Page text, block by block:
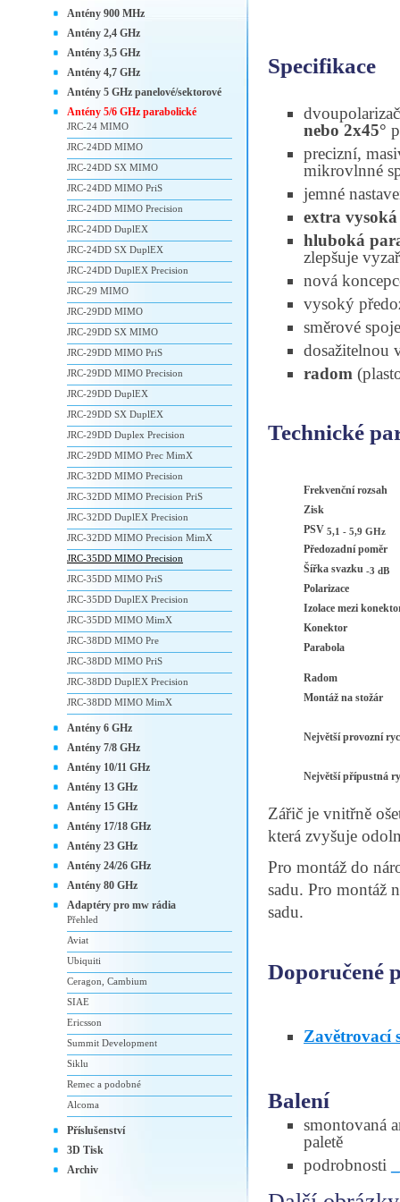
Specifikace
nebo 2x45°
precizní,
mikrovlnné
jemné
extra
hluboká
zlepšuje
nová
vysoký
směrové
dosažitelnou
radom
Technické
Frekvenční rozsah
Zisk
PSV 5,1 - 5,9 GHz
Předozadní poměr
Šířka svazku -3 dB
Polarizace
Izolace mezi
Konektor
Parabola
Radom
Montáž na stožár
Největší provozní
Největší přípustná
Zářič je vnitřně
která zvyšuje
Pro montáž do
sadu. Pro montáž
sadu.
Doporučené
Zavětrovací
Balení
smontovaná
paletě
podrobnosti
Antény 900 MHz
Antény 2,4 GHz
Antény 3,5 GHz
Antény 4,7 GHz
Antény 5 GHz panelové/sektorové
Antény 5/6 GHz parabolické
JRC-24 MIMO
JRC-24DD MIMO
JRC-24DD SX MIMO
JRC-24DD MIMO PriS
JRC-24DD MIMO Precision
JRC-24DD DuplEX
JRC-24DD SX DuplEX
JRC-24DD DuplEX Precision
JRC-29 MIMO
JRC-29DD MIMO
JRC-29DD SX MIMO
JRC-29DD MIMO PriS
JRC-29DD MIMO Precision
JRC-29DD DuplEX
JRC-29DD SX DuplEX
JRC-29DD Duplex Precision
JRC-29DD MIMO Prec MimX
JRC-32DD MIMO Precision
JRC-32DD MIMO Precision PriS
JRC-32DD DuplEX Precision
JRC-32DD MIMO Precision MimX
JRC-35DD MIMO Precision
JRC-35DD MIMO PriS
JRC-35DD DuplEX Precision
JRC-35DD MIMO MimX
JRC-38DD MIMO Pre
JRC-38DD MIMO PriS
JRC-38DD DuplEX Precision
JRC-38DD MIMO MimX
Antény 6 GHz
Antény 7/8 GHz
Antény 10/11 GHz
Antény 13 GHz
Antény 15 GHz
Antény 17/18 GHz
Antény 23 GHz
Antény 24/26 GHz
Antény 80 GHz
Adaptéry pro mw rádia
Přehled
Aviat
Ubiquiti
Ceragon, Cambium
SIAE
Ericsson
Summit Development
Siklu
Remec a podobné
Alcoma
Příslušenství
3D Tisk
Archiv